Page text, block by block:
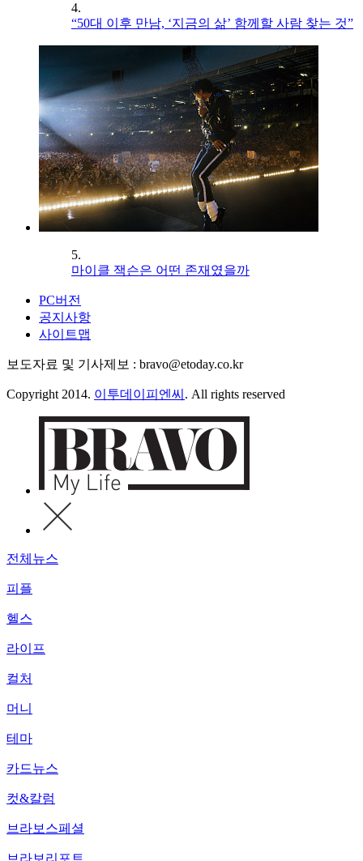
4.
“50대 이후 만남, ‘지금의 삶’ 함께할 사람 찾는 것”
5.
마이클 잭슨은 어떤 존재였을까
PC버전
공지사항
사이트맵
보도자료 및 기사제보 : bravo@etoday.co.kr
Copyright 2014. 이투데이피엔씨 . All rights reserved
전체뉴스
피플
헬스
라이프
컬처
머니
테마
카드뉴스
컷&칼럼
브라보스페셜